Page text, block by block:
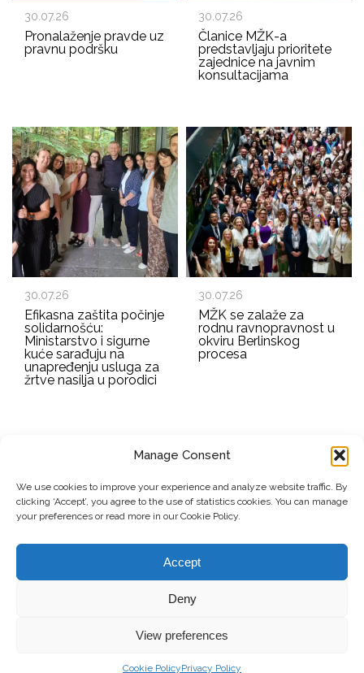
Manage Consent
We use cookies to improve your experience and analyze website traffic. By
clicking ‘Accept’, you agree to the use of statistics cookies. You can manage
your preferences or read more in our Cookie Policy.
Accept
Deny
View preferences
Cookie PolicyPrivacy Policy
30.07.26
Pronalaženje pravde uz
pravnu podršku
30.07.26
Članice MŽK-a
predstavljaju prioritete
zajednice na javnim
konsultacijama
30.07.26
Efikasna zaštita počinje
solidarnošću:
Ministarstvo i sigurne
kuće sarađuju na
unapređenju usluga za
žrtve nasilja u porodici
30.07.26
MŽK se zalaže za
rodnu ravnopravnost u
okviru Berlinskog
procesa
EMAIL ADDRESS
© Copyright, 2026 . Mreža Žena Kosova. Sva prava zadržana.
Privacy Policy